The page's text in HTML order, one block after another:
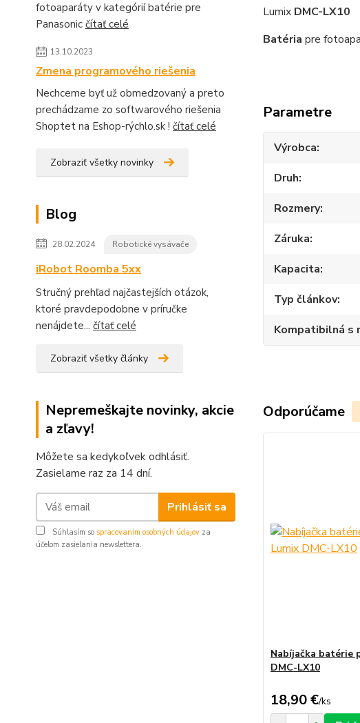
fotoaparáty v kategórií batérie pre
Panasonic čítať celé
13.10.2023
Zmena programového riešenia
Nechceme byť už obmedzovaný a preto
prechádzame zo softwarového riešenia
Shoptet na Eshop-rýchlo.sk ! čítať celé
Zobraziť všetky novinky
Blog
28.02.2024 Robotické vysávače
iRobot Roomba 5xx
Stručný prehľad najčastejších otázok,
ktoré pravdepodobne v príručke
nenájdete... čítať celé
Zobraziť všetky články
Nepremeškajte novinky, akcie
a zľavy!
Môžete sa kedykoľvek odhlásiť.
Zasielame raz za 14 dní.
Prihlásiť sa
Súhlasím so spracovaním osobných údajov za
účelom zasielania newslettera.
LumixDMC-LX10
Batéria pre
Parametre
Výrobca
Druh
Rozmery
Záruka
Kapacita
Typ článkov
Kompatibilná s
Odporúčame
Nabíjačka batérie
DMC-LX10
18,90 €/ks